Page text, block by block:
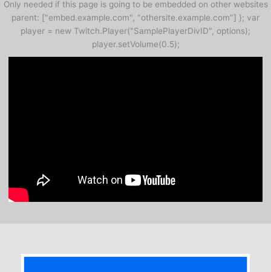
Only needed if this page is going to be embedded on other websites
parent: ["embed.example.com", "othersite.example.com"] }; var
player = new Twitch.Player("SamplePlayerDivID", options);
player.setVolume(0.5);